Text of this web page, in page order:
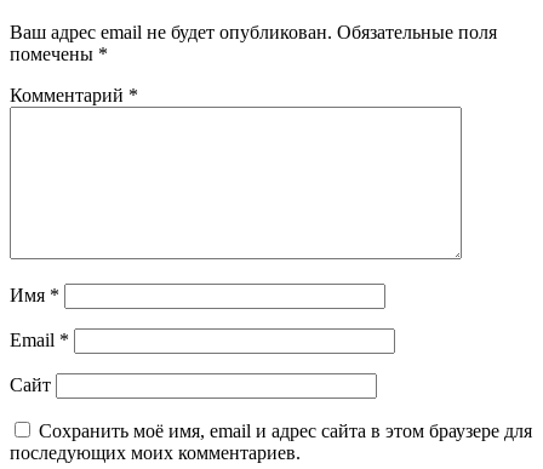
Ваш адрес email не будет опубликован. Обязательные поля
помечены *
Комментарий *
Имя *
Email *
Сайт
Сохранить моё имя, email и адрес сайта в этом браузере для
последующих моих комментариев.